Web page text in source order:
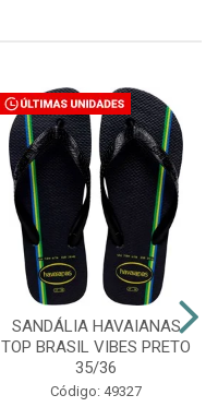
SANDÁLIA HAVAIANAS
TOP BRASIL VIBES PRETO
35/36
Código: 49327